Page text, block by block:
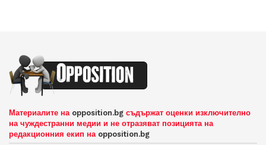
Материалите на opposition.bg съдържат оценки изключително
на чуждестранни медии и не отразяват позицията на
редакционния екип на opposition.bg